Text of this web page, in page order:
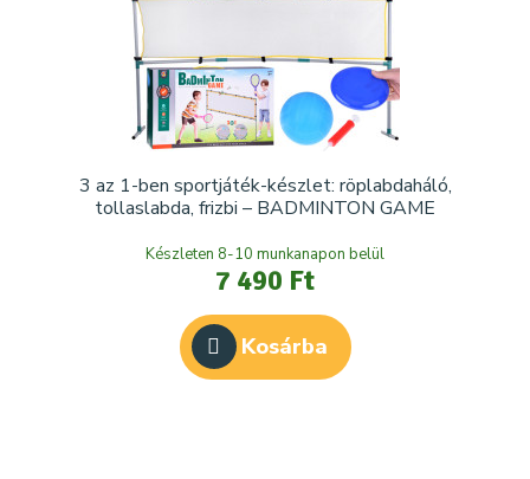
3 az 1-ben sportjáték-készlet: röplabdaháló,
tollaslabda, frizbi – BADMINTON GAME
Készleten 8-10 munkanapon belül
7 490 Ft
Kosárba